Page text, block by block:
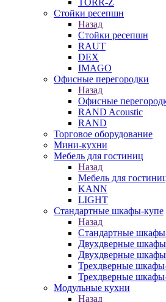
TORR-Z
Стойки ресепшн
Назад
Стойки ресепшн
RAUT
DEX
IMAGO
Офисные перегородки
Назад
Офисные
RAND Acoustic
RAND
Торговое оборудование
Мини-кухни
Мебель для гостиниц
Назад
Мебель для
KANN
LIGHT
Стандартные шкафы-купе
Назад
Стандартные
Двухдверные
Двухдверные
Трехдверные
Трехдверные
Модульные кухни
Назад